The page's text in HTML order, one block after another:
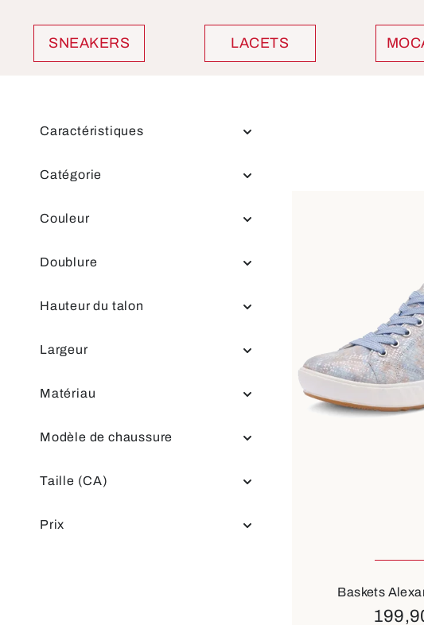
SNEAKERS LACETS
Caractéristiques
Catégorie
Couleur
Doublure
Hauteur du talon
Largeur
Matériau
Modèle de chaussure
Taille (CA)
Prix
6
Baskets